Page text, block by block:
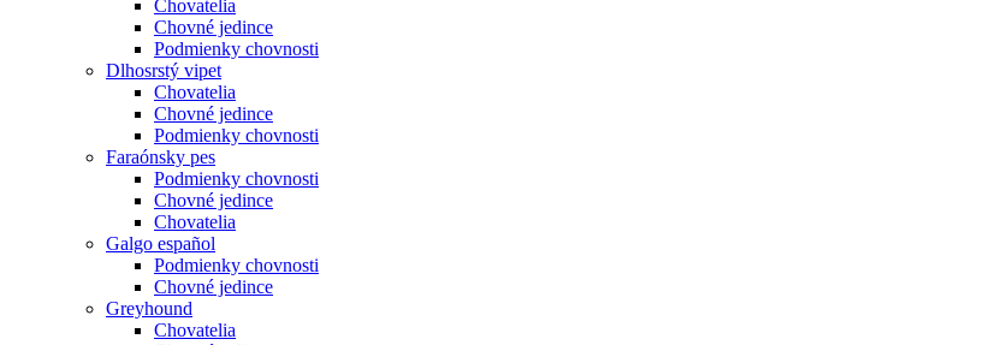
Chovatelia
Chovné jedince
Podmienky chovnosti
Dlhosrstý vipet
Chovatelia
Chovné jedince
Podmienky chovnosti
Faraónsky pes
Podmienky chovnosti
Chovné jedince
Chovatelia
Galgo español
Podmienky chovnosti
Chovné jedince
Greyhound
Chovatelia